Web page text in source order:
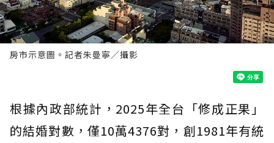
房市示意圖。記者朱曼寧／攝影
根據內政部統計，2025年全台「修成正果」
的結婚對數，僅10萬4376對，創1981年有統